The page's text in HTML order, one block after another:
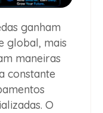
ganham
global, mais
maneiras
constante
O